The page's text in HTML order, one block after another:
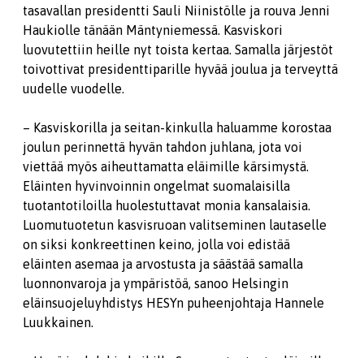
tasavallan presidentti Sauli Niinistölle ja rouva Jenni
Haukiolle tänään Mäntyniemessä. Kasviskori
luovutettiin heille nyt toista kertaa. Samalla järjestöt
toivottivat presidenttiparille hyvää joulua ja terveyttä
uudelle vuodelle.
– Kasviskorilla ja seitan-kinkulla haluamme korostaa
joulun perinnettä hyvän tahdon juhlana, jota voi
viettää myös aiheuttamatta eläimille kärsimystä.
Eläinten hyvinvoinnin ongelmat suomalaisilla
tuotantotiloilla huolestuttavat monia kansalaisia.
Luomutuotetun kasvisruoan valitseminen lautaselle
on siksi konkreettinen keino, jolla voi edistää
eläinten asemaa ja arvostusta ja säästää samalla
luonnonvaroja ja ympäristöä, sanoo Helsingin
eläinsuojeluyhdistys HESYn puheenjohtaja Hannele
Luukkainen.